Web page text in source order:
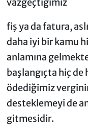
vazgeçtiğimiz
fiş ya da fatura,
daha iyi bir kamu
anlamına
başlangıçta hiç
ödediğimiz
desteklemeyi de
gitmesidir.